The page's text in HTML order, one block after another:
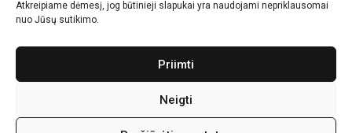
Atkreipiame dėmesį, jog būtinieji slapukai yra naudojami nepriklausomai
nuo Jūsų sutikimo.
Priimti
Neigti
Prekių pristatymo / grąžinimo sąlygos
RENSON© -unikalūs eksterjero sprendimai.
Gyvenimas lauke
Idėjos, kaip suskurti ypatingą kiemo charakterį